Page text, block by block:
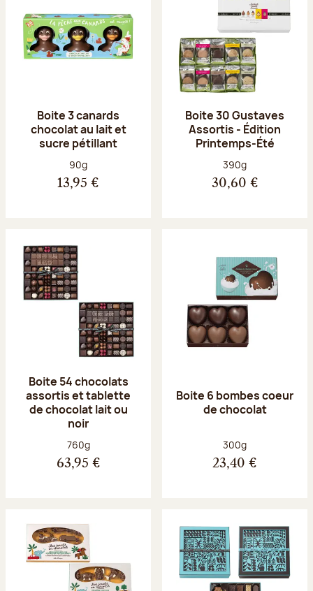
Boite 3 canards
chocolat au lait et
sucre pétillant
Poids net :
90g
13,95 €
Boite 30 Gustaves
Assortis - Édition
Printemps-Été
Poids net :
390g
30,60 €
Boite 54 chocolats
assortis et tablette
de chocolat lait ou
noir
Poids net :
760g
63,95 €
Boite 6 bombes coeur
de chocolat
Poids net :
300g
23,40 €